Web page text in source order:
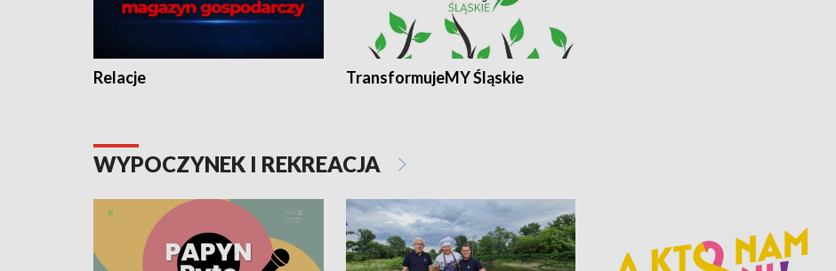
Relacje TransformujeMY Śląskie
WYPOCZYNEK I REKREACJA